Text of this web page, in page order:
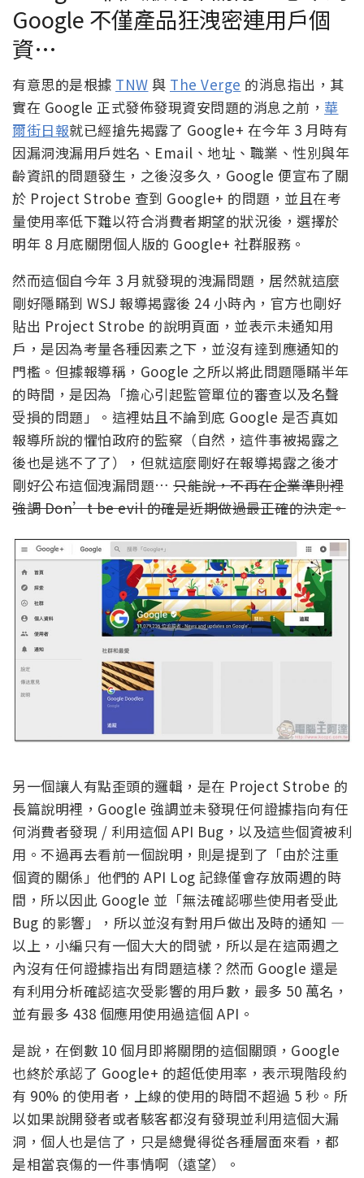
Google 不僅產品狂洩密連用戶個
資…
有意思的是根據 TNW 與 The Verge 的消息指出，其
實在 Google 正式發佈發現資安問題的消息之前， 華
爾街日報就已經搶先揭露了 Google+ 在今年 3 月時有
因漏洞洩漏用戶姓名、Email、地址、職業、性別與年
齡資訊的問題發生，之後沒多久，Google 便宣布了關
於 Project Strobe 查到 Google+ 的問題，並且在考
量使用率低下難以符合消費者期望的狀況後，選擇於
明年 8 月底關閉個人版的 Google+ 社群服務。
然而這個自今年 3 月就發現的洩漏問題，居然就這麼
剛好隱瞞到 WSJ 報導揭露後 24 小時內，官方也剛好
貼出 Project Strobe 的說明頁面，並表示未通知用
戶，是因為考量各種因素之下，並沒有達到應通知的
門檻。但據報導稱，Google 之所以將此問題隱瞞半年
的時間，是因為「擔心引起監管單位的審查以及名聲
受損的問題」。這裡姑且不論到底 Google 是否真如
報導所說的懼怕政府的監察（自然，這件事被揭露之
後也是逃不了了），但就這麼剛好在報導揭露之後才
剛好公布這個洩漏問題… 只能說，不再在企業準則裡
強調 Don’t be evil 的確是近期做過最正確的決定。
另一個讓人有點歪頭的邏輯，是在 Project Strobe 的
長篇說明裡，Google 強調並未發現任何證據指向有任
何消費者發現 / 利用這個 API Bug，以及這些個資被利
用。不過再去看前一個說明，則是提到了「由於注重
個資的關係」他們的 API Log 記錄僅會存放兩週的時
間，所以因此 Google 並「無法確認哪些使用者受此
Bug 的影響」，所以並沒有對用戶做出及時的通知 —
以上，小編只有一個大大的問號，所以是在這兩週之
內沒有任何證據指出有問題這樣？然而 Google 還是
有利用分析確認這次受影響的用戶數，最多 50 萬名，
並有最多 438 個應用使用過這個 API。
是說，在倒數 10 個月即將關閉的這個關頭，Google
也終於承認了 Google+ 的超低使用率，表示現階段約
有 90% 的使用者，上線的使用的時間不超過 5 秒。所
以如果說開發者或者駭客都沒有發現並利用這個大漏
洞，個人也是信了，只是總覺得從各種層面來看，都
是相當哀傷的一件事情啊（遠望）。